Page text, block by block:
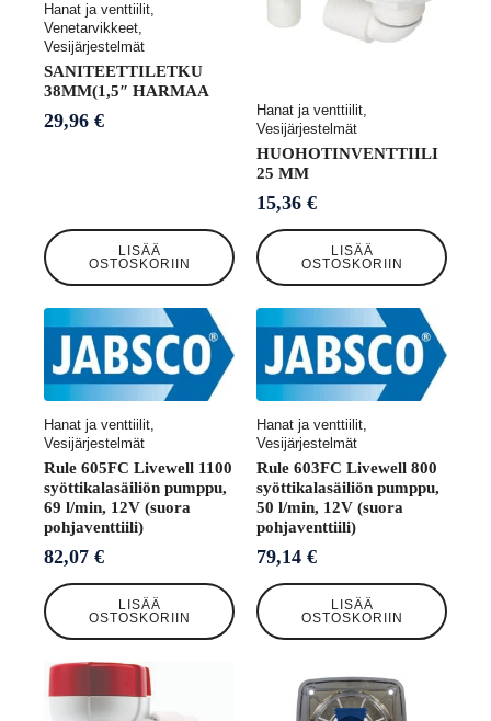
Hanat ja venttiilit,
Venetarvikkeet,
Vesijärjestelmät
SANITEETTILETKU
38MM(1,5″ HARMAA
29,96 €
LISÄÄ
OSTOSKORIIN
Hanat ja venttiilit,
Vesijärjestelmät
HUOHOTINVENTTIILI
25 MM
15,36 €
LISÄÄ
OSTOSKORIIN
Hanat ja venttiilit,
Vesijärjestelmät
Rule 605FC Livewell 1100
syöttikalasäiliön pumppu,
69 l/min, 12V (suora
pohjaventtiili)
82,07 €
LISÄÄ
OSTOSKORIIN
Hanat ja venttiilit,
Vesijärjestelmät
Rule 603FC Livewell 800
syöttikalasäiliön pumppu,
50 l/min, 12V (suora
pohjaventtiili)
79,14 €
LISÄÄ
OSTOSKORIIN